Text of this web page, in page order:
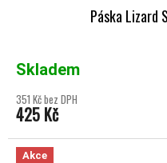
Páska Lizard
Skladem
351 Kč bez DPH
425 Kč
Akce